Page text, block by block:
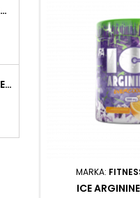
VITARADE® VITARGO LIQUID ENERGY 60 G
NAPALM® ON STAGE PUMP SHOT 60 ML
MARKA:
ICE